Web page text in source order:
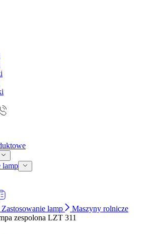
lamp
Zastosowanie lamp
Maszyny rolnicze
zespolona LZT 311
i interesujące dla poszczególnych użytkowników
pliki cookie, to pliki, które są w